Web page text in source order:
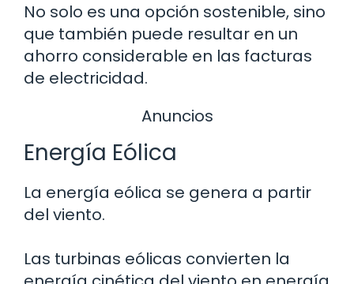
No solo es una opción sostenible, sino
que también puede resultar en un
ahorro considerable en las facturas
de electricidad.
Anuncios
Energía Eólica
La energía eólica se genera a partir
del viento.
Las turbinas eólicas convierten la